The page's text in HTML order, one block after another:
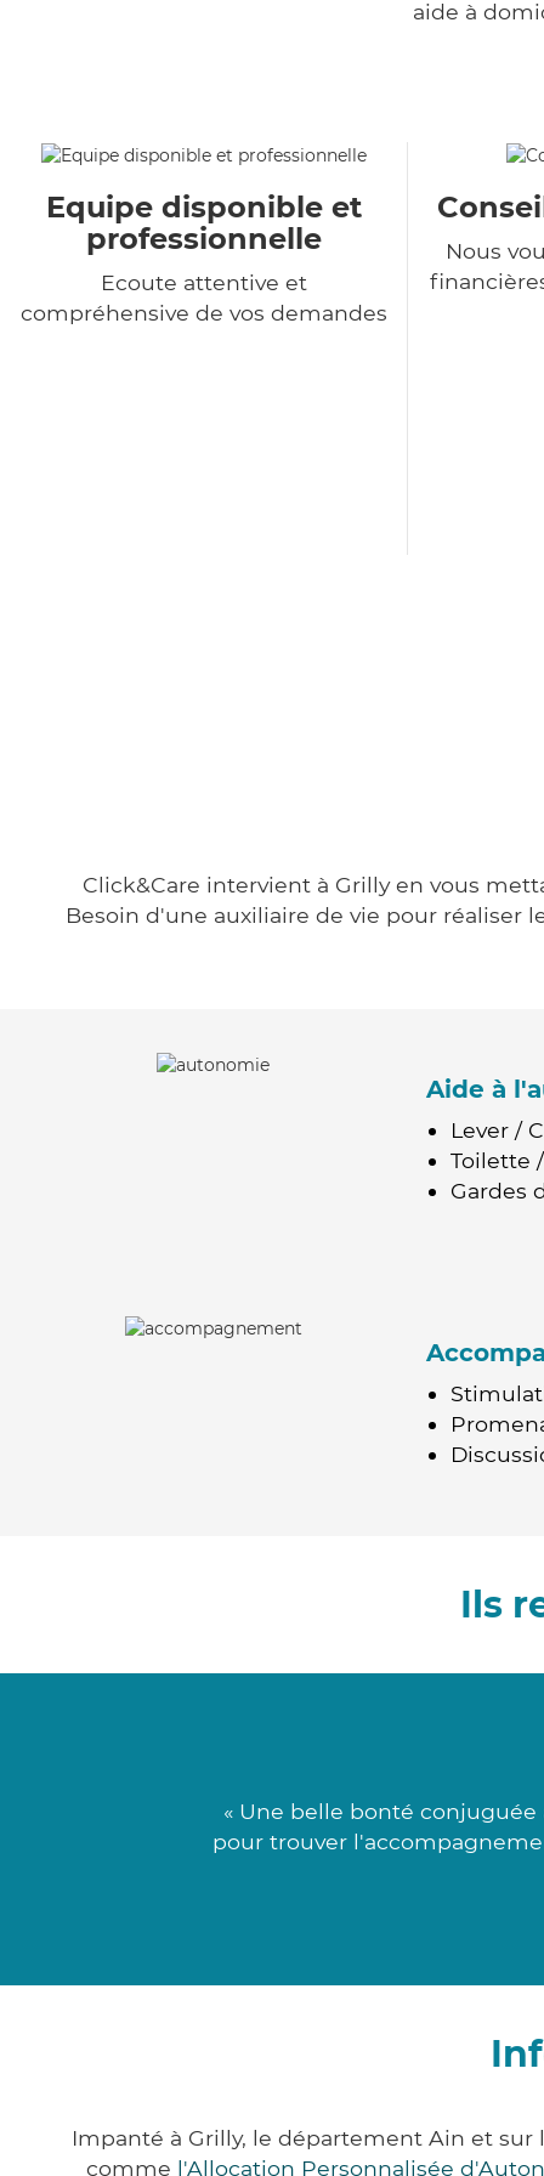
aide à
Equipe disponible et
professionnelle
Ecoute attentive et
compréhensive de vos demandes
Nous
Click&Care intervient à Grilly en vous
Besoin d'une auxiliaire de vie pour réaliser
Aide à
Lever /
Toilette
Gardes
Ils
« Une belle bonté
pour trouver
Impanté à Grilly, le département Ain et sur
comme l'Allocation Personnalisée